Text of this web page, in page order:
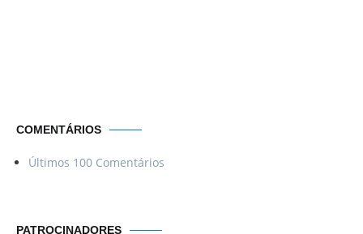
COMENTÁRIOS
Últimos 100 Comentários
PATROCINADORES